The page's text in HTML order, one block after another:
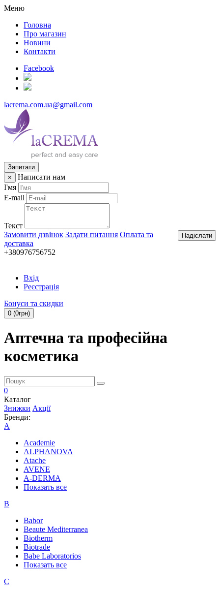
Меню
Головна
Про магазин
Новини
Контакти
Facebook
lacrema.com.ua@gmail.com
Запитати
×
Написати нам
І'мя
E-mail
Текст
Надіслати
Замовити дзвінок Задати питання Оплата та
доставка
+380976756752
Вхід
Реєстрація
Бонуси та скидки
0 (0грн)
Аптечна та професійна
косметика
0
Каталог
Знижки Акції
Бренди:
A
Academie
ALPHANOVA
Atache
AVENE
A-DERMA
Показать все
B
Babor
Beaute Mediterranea
Biotherm
Biotrade
Babe Laboratorios
Показать все
C